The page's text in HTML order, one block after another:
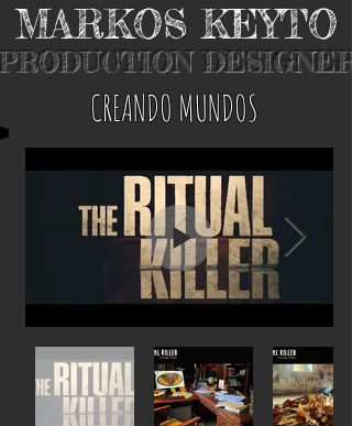
MARKOS KEYTO
DESIGNER
​CREANDO MUNDOS